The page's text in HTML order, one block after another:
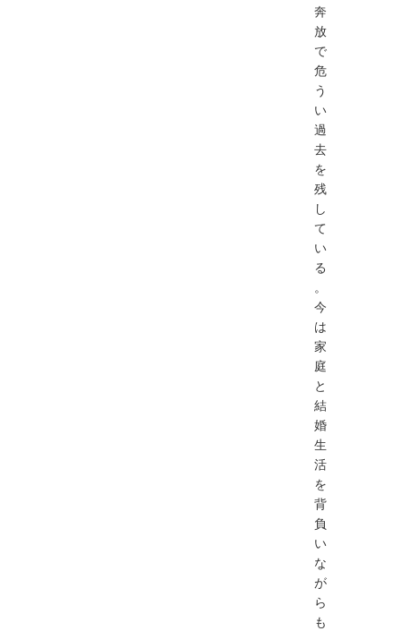
奔
放
で
危
う
い
過
去
を
残
し
て
い
る
。
今
は
家
庭
と
結
婚
生
活
を
背
負
い
な
が
ら
も